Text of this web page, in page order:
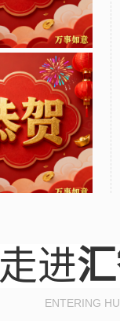
走进
ENTERING